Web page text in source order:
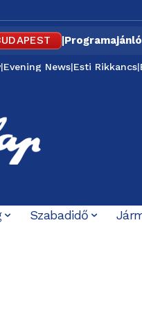
|Programajánló
|Evening News|Esti Rikkancs|
Szabadidő
MTV Híradó-